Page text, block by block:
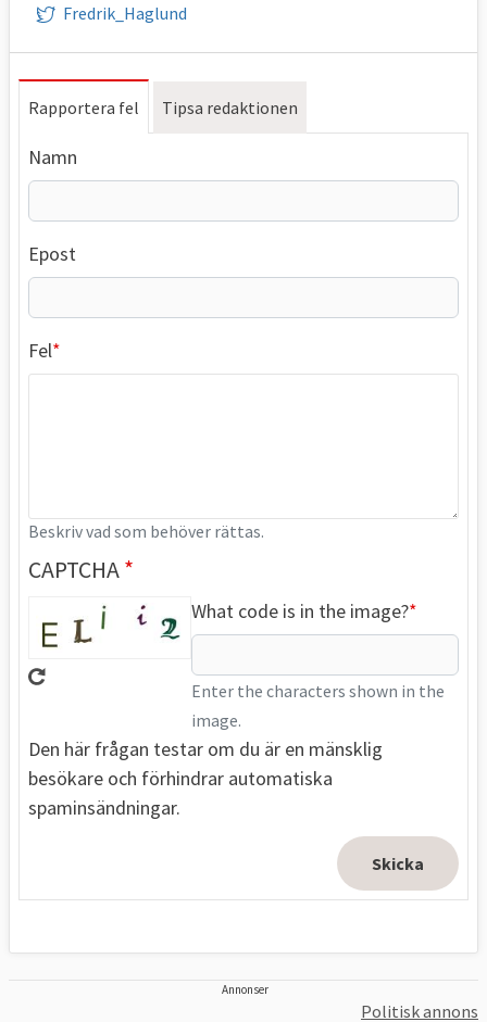
Fredrik_Haglund
Rapportera fel Tipsa redaktionen
Namn
Epost
Fel
Beskriv vad som behöver rättas.
CAPTCHA
What code is in the image?
Enter the characters shown in the
image.
Den här frågan testar om du är en mänsklig
besökare och förhindrar automatiska
spaminsändningar.
Annonser
Politisk annons